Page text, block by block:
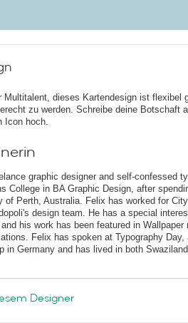
Multitalent, dieses Kartendesign ist flexibel
zu werden. Schreibe deine Botschaft
Icon hoch.
graphic designer and self-confessed
College in BA Graphic Design, after
of Perth, Australia. Felix has worked for
design team. He has a special
his work has been featured in
Felix has spoken at Typography
in Germany and has lived in both
Designer